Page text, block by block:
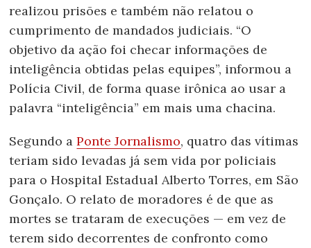
realizou prisões e também não relatou o
cumprimento de mandados judiciais. “O
objetivo da ação foi checar informações de
inteligência obtidas pelas equipes”, informou a
Polícia Civil, de forma quase irônica ao usar a
palavra “inteligência” em mais uma chacina.
Segundo aPonte Jornalismo, quatro das vítimas
teriam sido levadas já sem vida por policiais
para o Hospital Estadual Alberto Torres, em São
Gonçalo. O relato de moradores é de que as
mortes se trataram de execuções — em vez de
terem sido decorrentes de confronto como